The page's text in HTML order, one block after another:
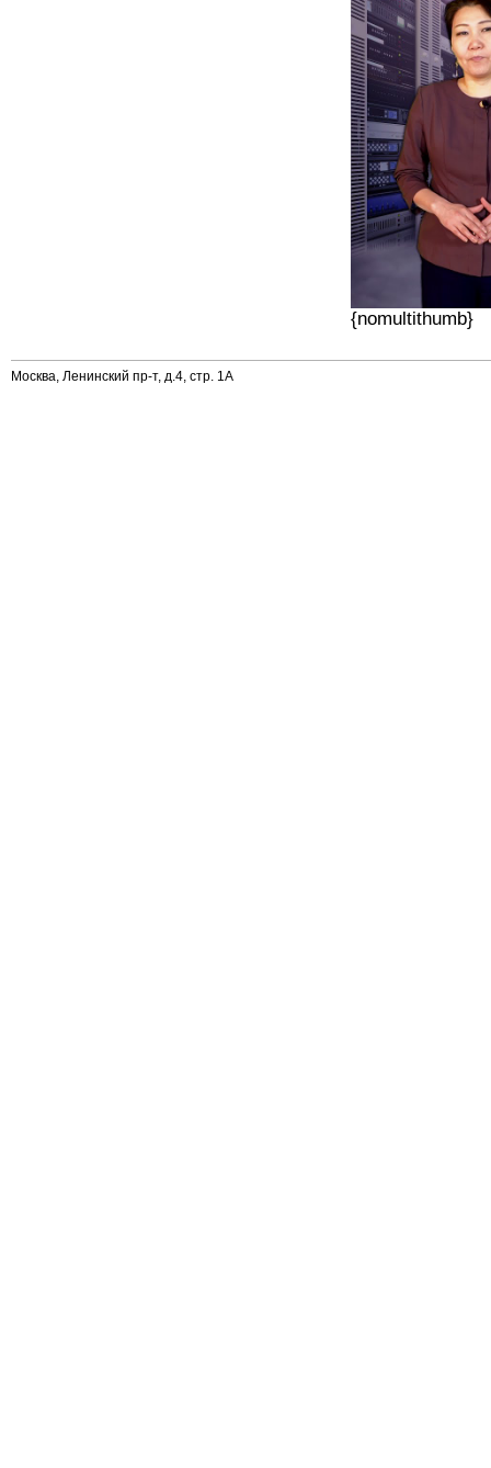
{nomultithumb}
Москва, Ленинский пр-т, д.4, стр. 1А